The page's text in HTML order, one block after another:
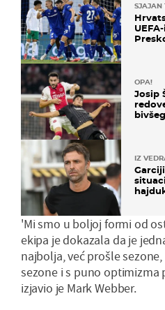
SJAJAN
OPA!
Josip
IZ
'Mi smo u boljoj formi od
ekipa je dokazala da je
najbolja, već prošle
sezone i s puno optimizma
izjavio je Mark Webber.